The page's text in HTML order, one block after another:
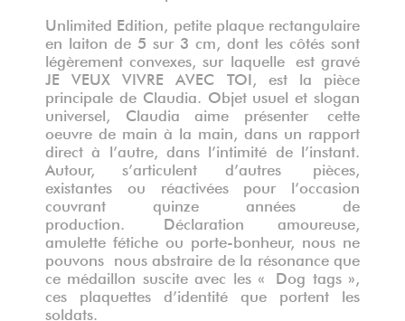
Unlimited Edition, petite plaque rectangulaire
en laiton de 5 sur 3 cm, dont les côtés sont
légèrement convexes, sur laquelle est gravé
JE VEUX VIVRE AVEC TOI, est la pièce
principale de Claudia. Objet usuel et slogan
universel, Claudia aime présenter cette
oeuvre de main à la main, dans un rapport
direct à l’autre, dans l’intimité de l’instant.
Autour, s’articulent d’autres pièces,
existantes ou réactivées pour l’occasion
couvrant quinze années de
production. Déclaration amoureuse,
amulette fétiche ou porte-bonheur, nous ne
pouvons nous abstraire de la résonance que
ce médaillon suscite avec les « Dog tags »,
ces plaquettes d’identité que portent les
soldats.